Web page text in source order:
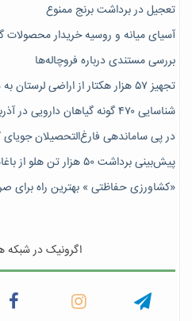
تعجیل در برداشت برنج ممنوع
آسیای میانه و روسیه خریدار محصولات
بررسی مستندی درباره فروچاله‌ها
تجهیز ۵۷ هزار هکتار از اراضی لرستان به سیستم آبیاری نوین
شناسایی ۴۷٠ گونه گیاهان دارویی در آذربایجان غربی
در پی ساماندهی فارغ‌التحصیلان
پیش‎‌بینی برداشت ۵۰ هزار تن هلو از باغات چهارمحال و بختیاری
«کشاورزی حفاظتی » بهترین راه برای
اگرونیک در شبکه